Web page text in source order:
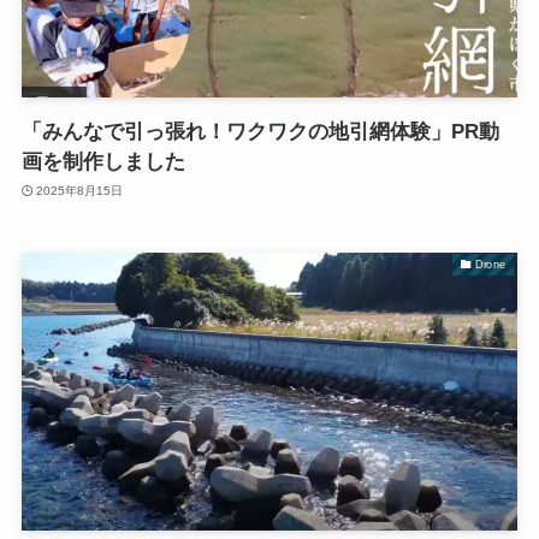
「みんなで引っ張れ！ワクワクの地引網体験」PR動
画を制作しました
2025年8月15日
Drone